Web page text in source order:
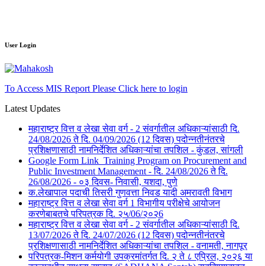
User Login
To Access MIS Report Please Click here to login
Latest Updates
महाराष्ट्र वित्त व लेखा सेवा वर्ग - 2 संवर्गातील अधिकाऱ्यांसाठी दि.
24/08/2026 ते दि. 04/09/2026 (12 दिवस) पदोन्नतीनंतरचे
प्रशिक्षणासाठी नामनिर्देशित अधिकाऱ्यांचा तपशिल - कुंडल, सांगली​​
Google Form Link_Training Program on Procurement and
Public Investment Management - दि. 24/08/2026 ते दि.
26/08/2026 - ०३ दिवस- निवासी, यशदा, पुणे​
क.लेखापाल पदाची तिसरी गुणवत्ता निवड यादी अमरावती विभाग
महाराष्ट्र वित्त व लेखा सेवा वर्ग 1 विभागीय परीक्षेचे आयोजन
करणेबाबतचे परिपत्रक दि. २५/06/२०२6
महाराष्ट्र वित्त व लेखा सेवा वर्ग - 2 संवर्गातील अधिकाऱ्यांसाठी दि.
13/07/2026 ते दि. 24/07/2026 (12 दिवस) पदोन्नतीनंतरचे
प्रशिक्षणासाठी नामनिर्देशित अधिकाऱ्यांचा तपशिल - वनामती, नागपूर
परिपत्रक-मिशन कर्मयोगी उपक्रमांतर्गत दि. २ ते ८ एप्रिल, २०२६ या